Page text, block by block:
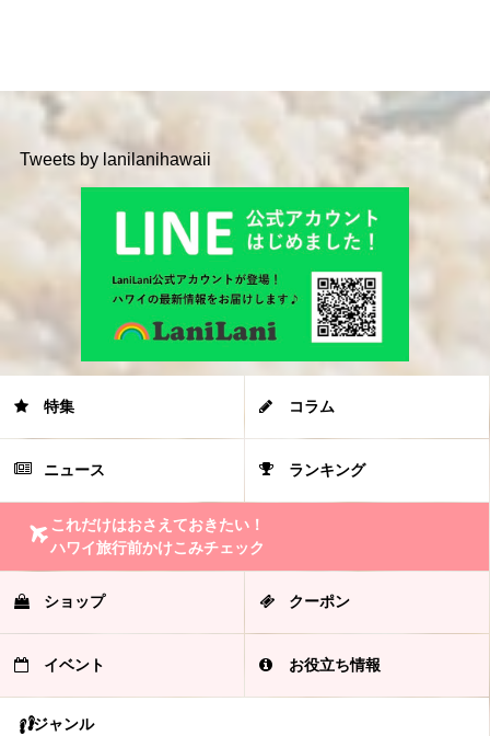
Tweets by lanilanihawaii
特集 コラム
ニュース ランキング
これだけはおさえておきたい！
ハワイ旅行前かけこみチェック
ショップ クーポン
イベント お役立ち情報
ジャンル